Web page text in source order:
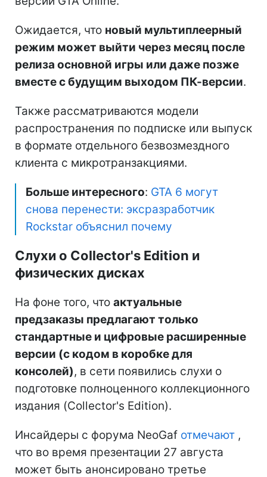
Ожидается, что новый мультиплеерный
режим может выйти через месяц после
релиза основной игры или даже позже
вместе с будущим выходом ПК-версии.
Также рассматриваются модели
распространения по подписке или выпуск
в формате отдельного безвозмездного
клиента с микротранзакциями.
Больше интересного: GTA 6 могут
снова перенести: эксразработчик
Rockstar объяснил почему
Слухи о Collector's Edition и
физических дисках
На фоне того, что актуальные
предзаказы предлагают только
стандартные и цифровые расширенные
версии (с кодом в коробке для
консолей), в сети появились слухи о
подготовке полноценного коллекционного
издания (Collector's Edition).
Инсайдеры с форума NeoGaf отмечают ,
что во время презентации 27 августа
может быть анонсировано третье